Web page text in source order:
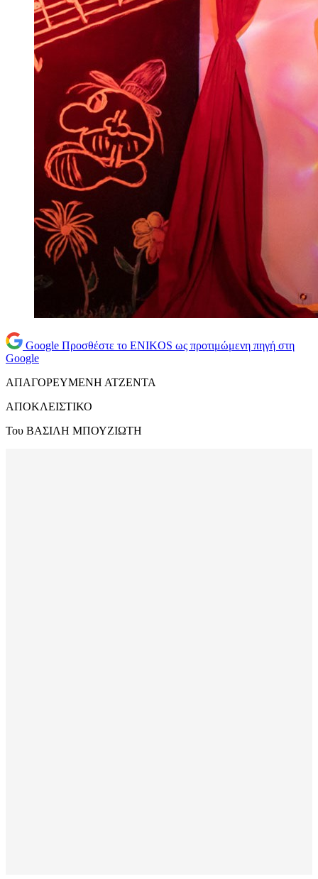
Google Προσθέστε το ENIKOS ως προτιμώμενη πηγή στη
Google
ΑΠΑΓΟΡΕΥΜΕΝΗ ΑΤΖΕΝΤΑ
ΑΠΟΚΛΕΙΣΤΙΚΟ
Του ΒΑΣΙΛΗ ΜΠΟΥΖΙΩΤΗ